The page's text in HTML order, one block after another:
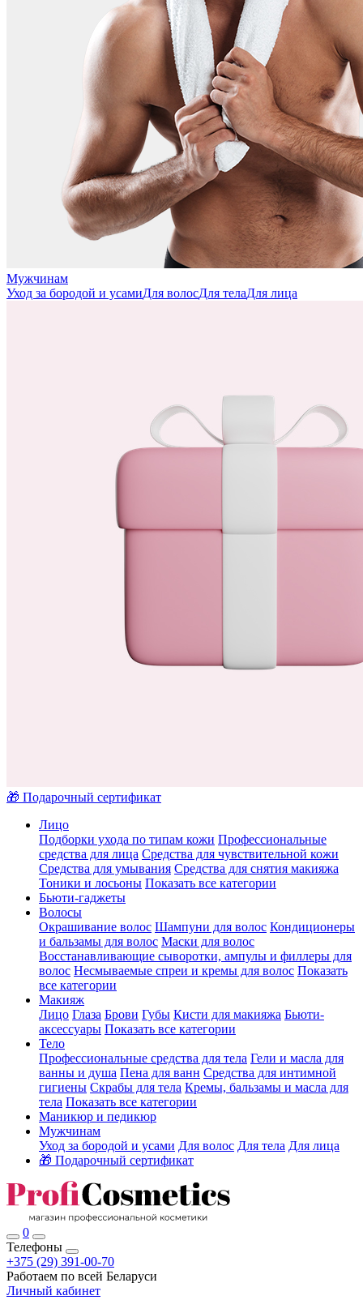
Мужчинам
Уход за бородой и усамиДля волосДля телаДля лица
🎁 Подарочный сертификат
Лицо
Подборки ухода по типам кожи Профессиональные
средства для лица Средства для чувствительной кожи
Средства для умывания Средства для снятия макияжа
Тоники и лосьоны Показать все категории
Бьюти-гаджеты
Волосы
Окрашивание волос Шампуни для волос Кондиционеры
и бальзамы для волос Маски для волос
Восстанавливающие сыворотки, ампулы и филлеры для
волос Несмываемые спреи и кремы для волос Показать
все категории
Макияж
Лицо Глаза Брови Губы Кисти для макияжа Бьюти-
аксессуары Показать все категории
Тело
Профессиональные средства для тела Гели и масла для
ванны и душа Пена для ванн Средства для интимной
гигиены Скрабы для тела Кремы, бальзамы и масла для
тела Показать все категории
Маникюр и педикюр
Мужчинам
Уход за бородой и усами Для волос Для тела Для лица
🎁 Подарочный сертификат
0
Телефоны
+375 (29) 391-00-70
Работаем по всей Беларуси
Личный кабинет